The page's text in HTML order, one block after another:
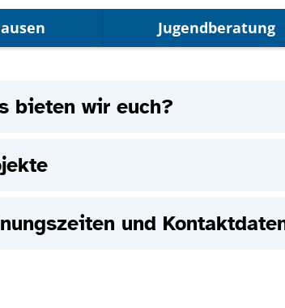
Jugendberatung
bieten wir euch?
und